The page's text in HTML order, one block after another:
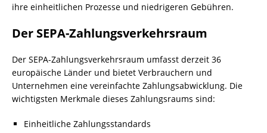
ihre einheitlichen Prozesse und niedrigeren Gebühren.
Der SEPA-Zahlungsverkehrsraum
Der SEPA-Zahlungsverkehrsraum umfasst derzeit 36
europäische Länder und bietet Verbrauchern und
Unternehmen eine vereinfachte Zahlungsabwicklung. Die
wichtigsten Merkmale dieses Zahlungsraums sind:
Einheitliche Zahlungsstandards